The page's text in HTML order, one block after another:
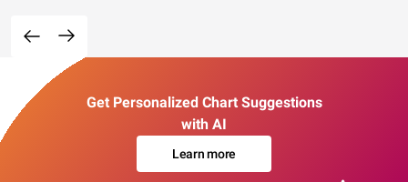
Get Personalized Chart Suggestions
with AI
Learn more